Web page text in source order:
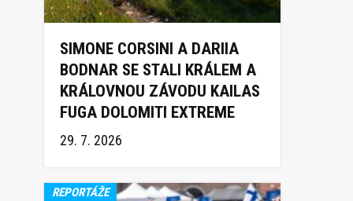
SIMONE CORSINI A DARIIA
BODNAR SE STALI KRÁLEM A
KRÁLOVNOU ZÁVODU KAILAS
FUGA DOLOMITI EXTREME
TRAIL 2026
29. 7. 2026
REPORTÁŽE